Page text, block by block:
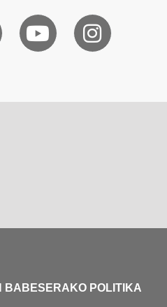
BABESERAKO POLITIKA